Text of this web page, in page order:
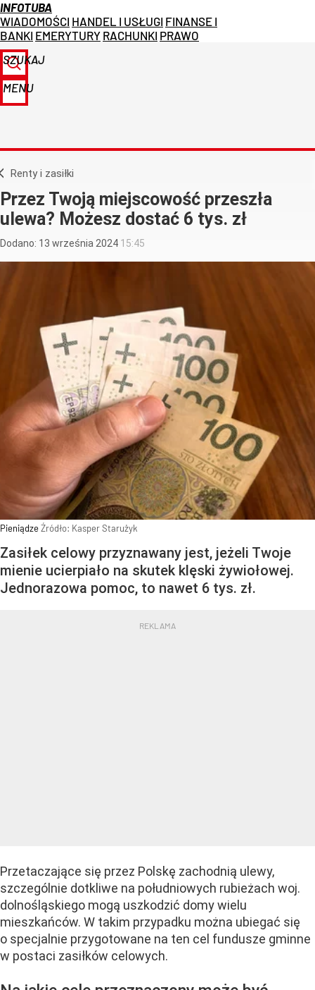
INFOTUBA
WIADOMOŚCI HANDEL I USŁUGI FINANSE I
BANKI EMERYTURY RACHUNKI PRAWO
SZUKAJ
MENU
Renty i zasiłki
Przez Twoją miejscowość przeszła
ulewa? Możesz dostać 6 tys. zł
Dodano: 13 września 2024 15:45
PieniądzeŹródło: Kasper Starużyk
Zasiłek celowy przyznawany jest, jeżeli Twoje
mienie ucierpiało na skutek klęski żywiołowej.
Jednorazowa pomoc, to nawet 6 tys. zł.
Przetaczające się przez Polskę zachodnią ulewy,
szczególnie dotkliwe na południowych rubieżach woj.
dolnośląskiego mogą uszkodzić domy wielu
mieszkańców. W takim przypadku można ubiegać się
o specjalnie przygotowane na ten cel fundusze gminne
w postaci zasiłków celowych.